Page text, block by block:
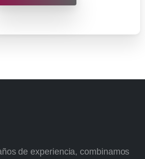
de experiencia, combinamos